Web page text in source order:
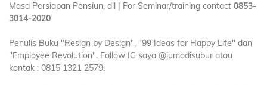
Masa Persiapan Pensiun, dll | For Seminar/training contact 0853-
3014-2020
Penulis Buku "Resign by Design", "99 Ideas for Happy Life" dan
"Employee Revolution". Follow IG saya @jumadisubur atau
kontak : 0815 1321 2579.